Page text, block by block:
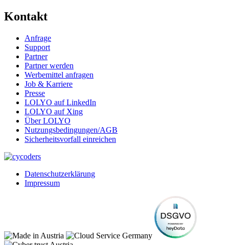
Kontakt
Anfrage
Support
Partner
Partner werden
Werbemittel anfragen
Job & Karriere
Presse
LOLYO auf LinkedIn
LOLYO auf Xing
Über LOLYO
Nutzungsbedingungen/AGB
Sicherheitsvorfall einreichen
Datenschutzerklärung
Impressum